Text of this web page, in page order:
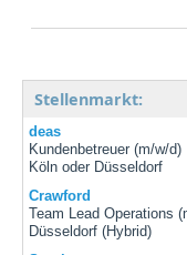
Stellenmarkt:
deas
Kundenbetreuer (m/w/d)
Köln oder Düsseldorf
Crawford
Team Lead Operations
Düsseldorf (Hybrid)